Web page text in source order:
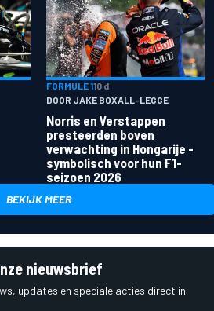
FORMULE 110 d
DOOR JAKE BOXALL-LEGGE
Norris en Verstappen
presteerden boven
verwachting in Hongarije -
symbolisch voor hun F1-
seizoen 2026
BEKIJK MEER
nieuwsbrief
updates en speciale acties direct in